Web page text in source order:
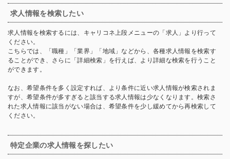
求人情報を検索したい
求人情報を検索するには、キャリコネ上段メニューの「求人」より行って
ください。
こちらでは、「職種」「業界」「地域」などから、各種求人情報を検索す
ることができ、さらに「詳細検索」を行えば、より詳細な検索を行うこと
ができます。
なお、希望条件を多く設定すれば、より条件に近い求人情報が検索されま
すが、希望条件が多すぎると該当する求人情報は少なくなります。検索さ
れた求人情報に該当がない場合は、希望条件を少し緩めてから再検索して
ください。
特定企業の求人情報を探したい